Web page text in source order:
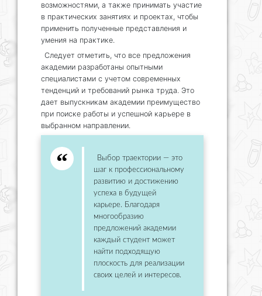
возможностями, а также принимать участие
в практических занятиях и проектах, чтобы
применить полученные представления и
умения на практике.
Следует отметить, что все предложения
академии разработаны опытными
специалистами с учетом современных
тенденций и требований рынка труда. Это
дает выпускникам академии преимущество
при поиске работы и успешной карьере в
выбранном направлении.
Выбор траектории — это
шаг к профессиональному
развитию и достижению
успеха в будущей
карьере. Благодаря
многообразию
предложений академии
каждый студент может
найти подходящую
плоскость для реализации
своих целей и интересов.